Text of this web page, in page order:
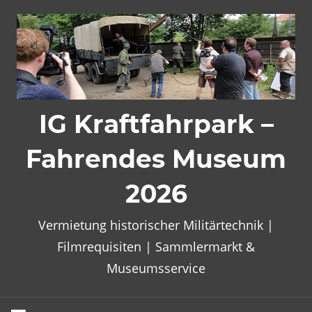
Inhalt
springen
IG Kraftfahrpark –
Fahrendes Museum
2026
Vermietung historischer Militärtechnik |
Filmrequisiten | Sammlermarkt &
Museumsservice